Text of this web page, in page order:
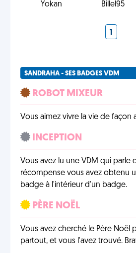
Yokan Billel95
1
SANDRAHA - SES BADGES VDM
ROBOT MIXEUR
Vous aimez vivre la vie de façon
INCEPTION
Vous avez lu une VDM qui parle
récompense vous avez obtenu
badge à l'intérieur d'un badge.
PÈRE NOËL
Vous avez cherché le Père Noël
partout, et vous l'avez trouvé.